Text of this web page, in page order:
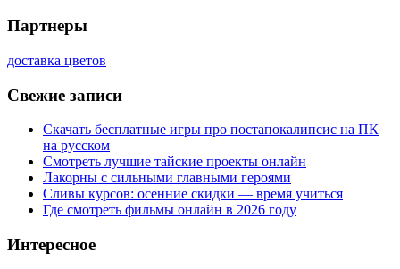
Партнеры
доставка цветов
Свежие записи
Скачать бесплатные игры про постапокалипсис на ПК
на русском
Смотреть лучшие тайские проекты онлайн
Лакорны с сильными главными героями
Сливы курсов: осенние скидки — время учиться
Где смотреть фильмы онлайн в 2026 году
Интересное